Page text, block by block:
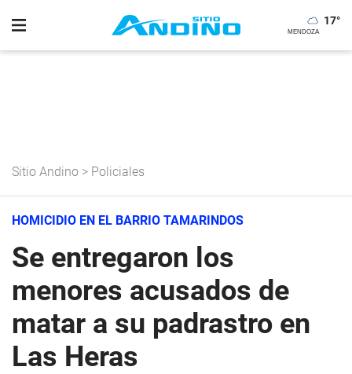
17°
Sitio Andino > Policiales
HOMICIDIO EN EL BARRIO TAMARINDOS
Se entregaron los
menores acusados de
matar a su padrastro en
Las Heras